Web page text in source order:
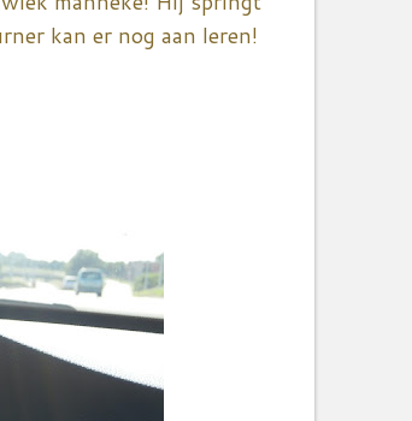
kan er nog aan leren!